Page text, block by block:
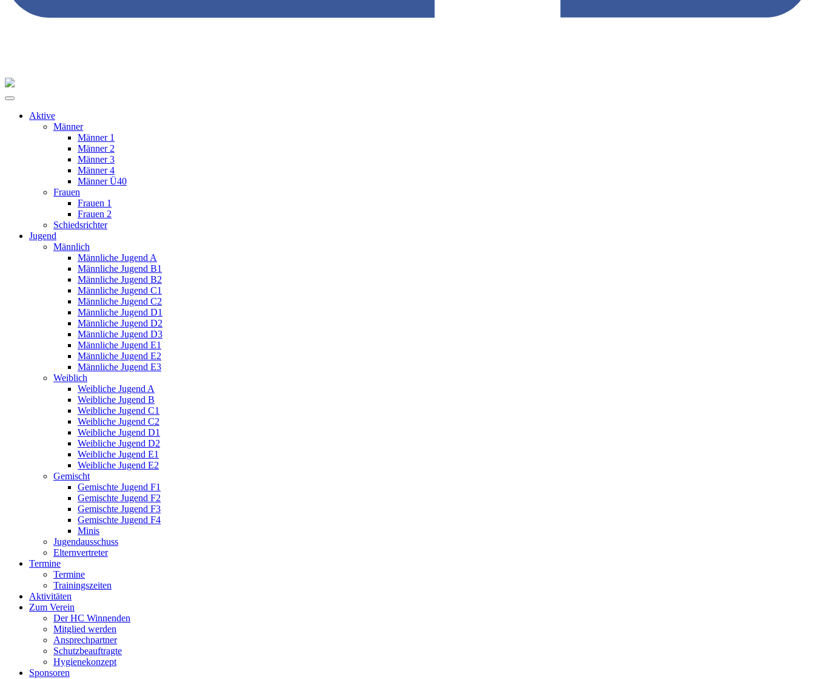
Aktive
Männer
Männer 1
Männer 2
Männer 3
Männer 4
Männer Ü40
Frauen
Frauen 1
Frauen 2
Schiedsrichter
Jugend
Männlich
Männliche Jugend A
Männliche Jugend B1
Männliche Jugend B2
Männliche Jugend C1
Männliche Jugend C2
Männliche Jugend D1
Männliche Jugend D2
Männliche Jugend D3
Männliche Jugend E1
Männliche Jugend E2
Männliche Jugend E3
Weiblich
Weibliche Jugend A
Weibliche Jugend B
Weibliche Jugend C1
Weibliche Jugend C2
Weibliche Jugend D1
Weibliche Jugend D2
Weibliche Jugend E1
Weibliche Jugend E2
Gemischt
Gemischte Jugend F1
Gemischte Jugend F2
Gemischte Jugend F3
Gemischte Jugend F4
Minis
Jugendausschuss
Elternvertreter
Termine
Termine
Trainingszeiten
Aktivitäten
Zum Verein
Der HC Winnenden
Mitglied werden
Ansprechpartner
Schutzbeauftragte
Hygienekonzept
Sponsoren